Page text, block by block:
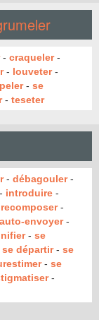
- craqueler-
- louveter-
- se
- teseter
- débagouler-
introduire -
recomposer-
envoyer-
- se
se départir- se
- se
-